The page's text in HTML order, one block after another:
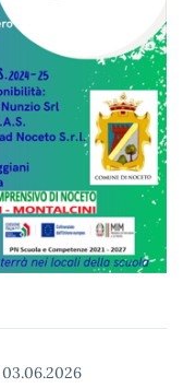
03.06.2026